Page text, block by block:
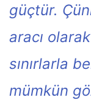
güçtür.
aracı
sınırlarla
mümkün